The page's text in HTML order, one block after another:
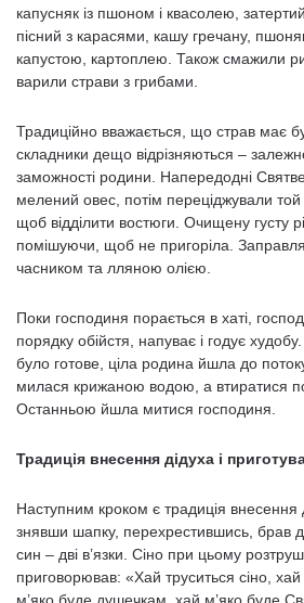
капусняк із пшоном і квасолею,
пісний з карасями, кашу гречану,
капустою, картоплею. Також смажили
варили страви з грибами.
Традиційно вважається, що страв має
складники дещо відрізняються – залежно
заможності родини. Напередодні
мелений овес, потім переціджували той
щоб відділити востюги. Очищену густу
помішуючи, щоб не пригоріла.
часником та лляною олією.
Поки господиня порається в хаті,
порядку обійстя, напуває і годує
було готове, ціла родина йшла до
милася крижаною водою, а втиратися
Останньою йшла митися господиня.
Традиція внесення дідуха і
Наступним кроком є традиція внесення
знявши шапку, перехрестившись, брав
син – дві в’язки. Сіно при цьому
приговорював: «Хай труситься сіно, хай